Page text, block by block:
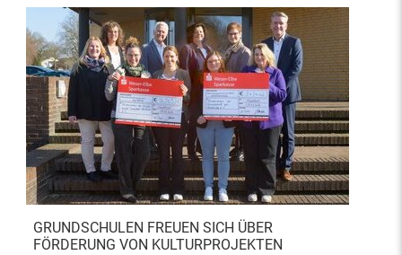
GRUNDSCHULEN FREUEN SICH ÜBER
FÖRDERUNG VON KULTURPROJEKTEN